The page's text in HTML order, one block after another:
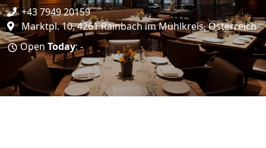
+43 7949 20159
Marktpl. 10, 4261 Rainbach im Mühlkreis, Österreich
Open Today: -